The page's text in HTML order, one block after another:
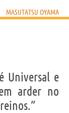
MASUTATSU OYAMA
Universal e
arder no